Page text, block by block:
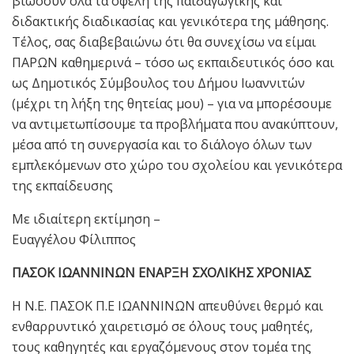
διδακτικής διαδικασίας και γενικότερα της μάθησης.
Τέλος, σας διαβεβαιώνω ότι θα συνεχίσω να είμαι
ΠΑΡΩΝ καθημερινά – τόσο ως εκπαιδευτικός όσο και
ως Δημοτικός Σύμβουλος του Δήμου Ιωαννιτών
(μέχρι τη λήξη της θητείας μου) – για να μπορέσουμε
να αντιμετωπίσουμε τα προβλήματα που ανακύπτουν,
μέσα από τη συνεργασία και το διάλογο όλων των
εμπλεκόμενων στο χώρο του σχολείου και γενικότερα
της εκπαίδευσης
Με ιδιαίτερη εκτίμηση –
Ευαγγέλου Φίλιππος
ΠΑΣΟΚ ΙΩΑΝΝΙΝΩΝ ΕΝΑΡΞΗ ΣΧΟΛΙΚΗΣ ΧΡΟΝΙΑΣ
Η Ν.Ε. ΠΑΣΟΚ Π.Ε ΙΩΑΝΝΙΝΩΝ απευθύνει θερμό και
ενθαρρυντικό χαιρετισμό σε όλους τους μαθητές,
τους καθηγητές και εργαζόμενους στον τομέα της